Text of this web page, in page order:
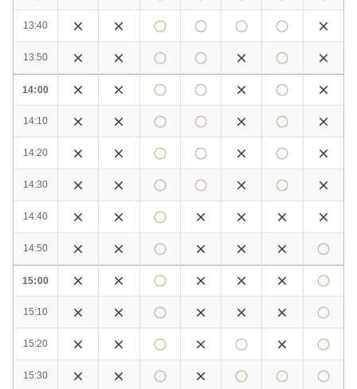
13:40
13:50
14:00
14:10
14:20
14:30
14:40
14:50
15:00
15:10
15:20
15:30